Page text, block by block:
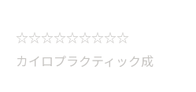
☆☆☆☆☆☆☆☆☆
カイロプラクティック成